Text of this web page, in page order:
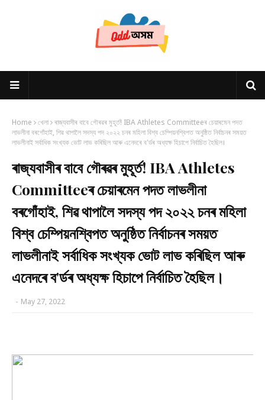
Home খেলা ৰাজ্যবাসীৰ বাবে গৌৰৱৰ মুহূৰ্ত! IBA Athletes Committeeৰ চেয়াৰমেন পদত
লাভলীনা বৰগোঁহাই, শিৱ থাপালৈ সদস্য পদ ২০২২ চনৰ মহিলা বিশ্ব চেম্পিয়নশ্বিপত অনুষ্ঠিত নিৰ্বাচনৰ সময়ত
লাভলীনাই সৰ্বাধিক সংখ্যক ভোট লাভ কৰিছিল আৰু এনেদৰে ব'ৰ্ডৰ অধ্যক্ষ হিচাপে নিৰ্বাচিত হৈছিল।
ৰাজ্যবাসীৰ বাবে গৌৰৱৰ মুহূৰ্ত! IBA Athletes
Committeeৰ চেয়াৰমেন পদত লাভলীনা
বৰগোঁহাই, শিৱ থাপালৈ সদস্য পদ ২০২২ চনৰ মহিলা
বিশ্ব চেম্পিয়নশ্বিপত অনুষ্ঠিত নিৰ্বাচনৰ সময়ত
লাভলীনাই সৰ্বাধিক সংখ্যক ভোট লাভ কৰিছিল আৰু
এনেদৰে ব'ৰ্ডৰ অধ্যক্ষ হিচাপে নিৰ্বাচিত হৈছিল।
- May 27, 2022